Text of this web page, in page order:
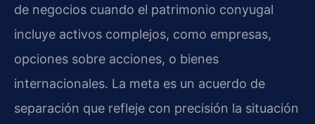
de negocios cuando el patrimonio conyugal
incluye activos complejos, como empresas,
opciones sobre acciones, o bienes
internacionales. La meta es un acuerdo de
separación que refleje con precisión la situación